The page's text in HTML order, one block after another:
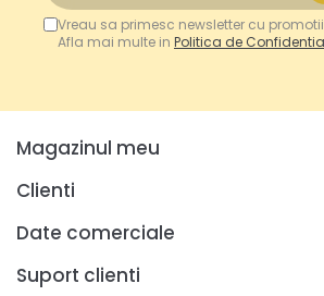
Vreau sa primesc newsletter cu
Afla mai multe in Politica de
Magazinul meu
Clienti
Date comerciale
Suport clienti